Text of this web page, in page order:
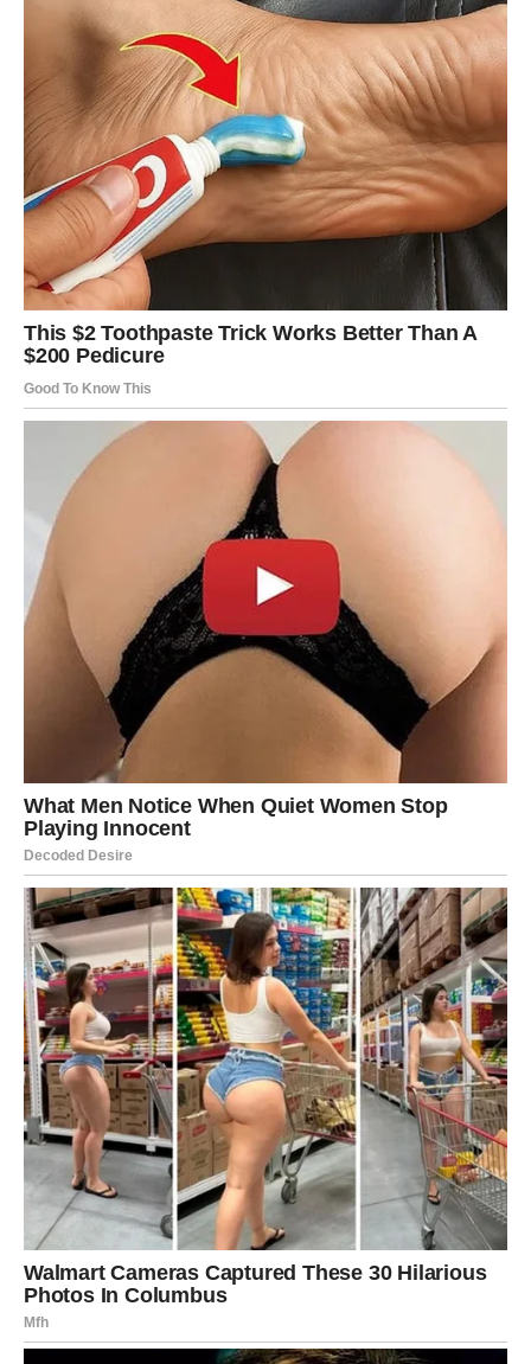
odeću.
Koristite opciju dodatnog ispiranja. Ova funkcija je
korisna, naročito kod tamne odeće ili garderobe za
bebe.
Zamenite alkoholni ocat sa belim vinskim octomako
ga imate pri ruci – delovanje je slično.
Proverite etiketu na odeći.
Ne preporučuje se
upotreba octa na veoma osjetljivim ili specijalno
tretiranim materijalima (npr. svila, viskoza).
Ocat pomaže i u uklanjanju neprijatnih mirisa, poput
buđi ili znoja.
Ukoliko mrlje ne nestanu nakon prvog tretmana
ponovite postupak još jednom – većina tvrdokornih
fleka se povlači posle drugog pokušaja.
Iako su mrlje od deterdženta na odeći čest problem, one
ne moraju biti trajne. Uz primenu jednostavne metode sa
alkoholnim octom, možete u potpunosti obnoviti izgled i
svežinu vaših tkanina bez potrebe za skupim sredstvima
za uklanjanje fleka.
neškodljivo po okolinu. Uključivanjem ovakvih trikova u
svoju rutinu pranja veša, ne samo da ćete očuvati izgled
garderobe, već i produžiti njen vek trajanja.